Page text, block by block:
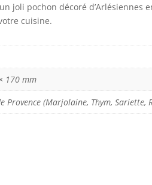
r
n
i
e
:
joli pochon décoré d’Arlésiennes
cuisine.
170 mm
Provence (Marjolaine, Thym, Sariette,